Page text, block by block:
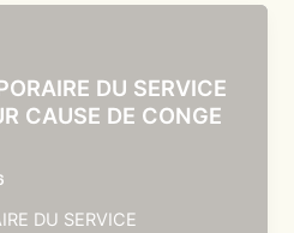
DU SERVICE
CAUSE DE CONGE
DU SERVICE